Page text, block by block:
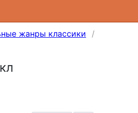
жанры классики